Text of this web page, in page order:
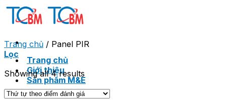
Skip
Trang chủ
Giới thiệu
Sản phẩm M&E
Trang chủ / Panel PIR
Lọc
Showing all 4 results